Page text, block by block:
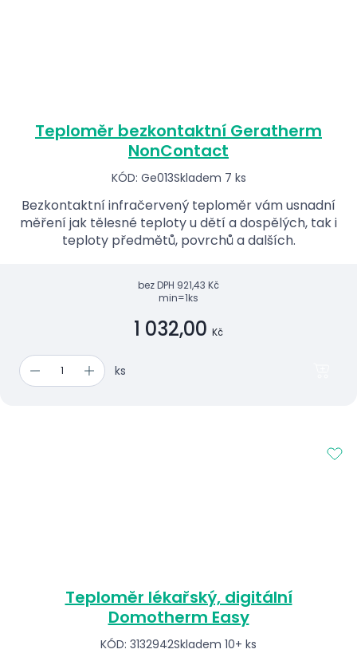
Teploměr bezkontaktní Geratherm
NonContact
KÓD: Ge013Skladem 7 ks
Bezkontaktní infračervený teploměr vám usnadní
měření jak tělesné teploty u dětí a dospělých, tak i
teploty předmětů, povrchů a dalších.
bez DPH 921,43 Kč
min=1ks
1 032,00 Kč
ks
Teploměr lékařský, digitální
Domotherm Easy
KÓD: 3132942Skladem 10+ ks